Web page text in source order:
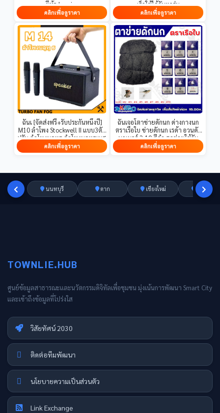
ยี่ห้อ Lumira
คลิกเพื่อดูราคา
เร็วใช้ได้กับทุกรุ่น
คลิกเพื่อดูราคา
ฉันเ [จัดส่งฟรี+รับประกันหนึ่งปี]
M10 ลำโพง Stockwell II แบบ3ตัว
ปรับ ลำโพงบลูทูธ ลำโพงบลูทูธเบส
หนัก Bluetooth Speaker
KILBURNll ไร้สายลำโพงพกพา
คลิกเพื่อดูราคา
ฉันเจอโตาข่ายดักนก ด่างกางนก
ตราเรือใบ ข่ายดักนก เรด้า อวนดัก
นกเบอร์ 2-10 สีดำ ตาข่ายใช้กัน
อย่างแพร่หลายในการเกษตร รับ
ประกันคุณภาพ
คลิกเพื่อดูราคา
นนทบุรี ตาก เชียงใหม่ อ่างทอง
TOWNLIE.HUB
ศูนย์ข้อมูลสาธารณะและนวัตกรรมดิจิทัลเพื่อชุมชน มุ่งเน้นการพัฒนา Smart City
และเข้าถึงข้อมูลที่โปร่งใส
วิสัยทัศน์ 2030
ติดต่อทีมพัฒนา
นโยบายความเป็นส่วนตัว
Link Exchange